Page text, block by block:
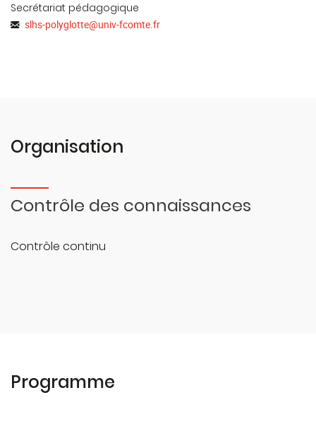
Secrétariat pédagogique
slhs-polyglotte@univ-fcomte.fr
Organisation
Contrôle des connaissances
Contrôle continu
Programme